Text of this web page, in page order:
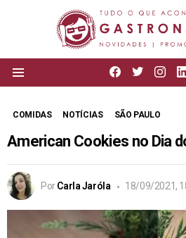
facebooktwitter
COMIDAS NOTÍCIAS SÃO PAULO
American Cookies no Dia
Por Carla Jaróla 18/09/2021,